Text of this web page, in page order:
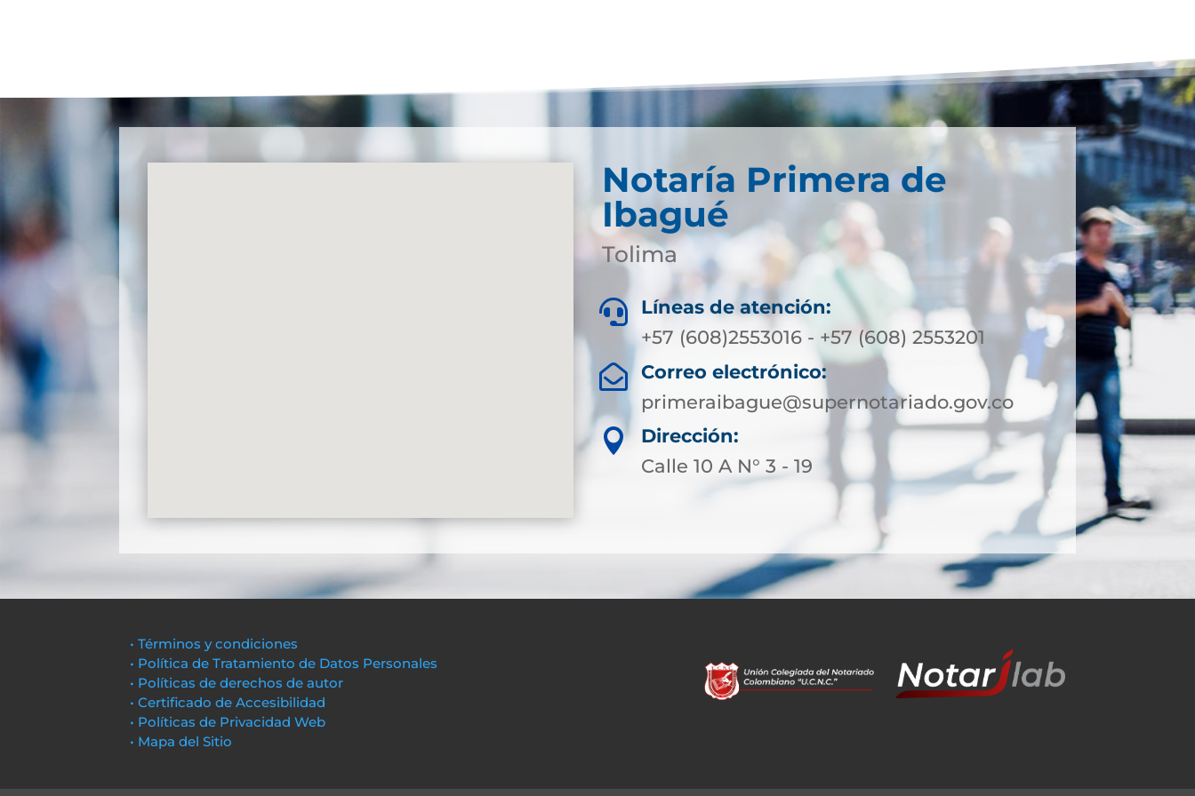
Notaría Primera de
Ibagué
Tolima

Líneas de atención:
+57 (608)2553016 - +57 (608) 2553201

Correo electrónico:
primeraibague@supernotariado.gov.co

Dirección:
Calle 10 A N° 3 - 19
• Términos y condiciones
• Política de Tratamiento de Datos Personales
• Políticas de derechos de autor
• Certificado de Accesibilidad
• Políticas de Privacidad Web
• Mapa del Sitio